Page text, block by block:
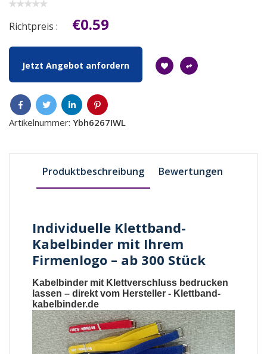
Richtpreis : €0.59
Jetzt Angebot anfordern
Artikelnummer: Ybh6267IWL
Produktbeschreibung Bewertungen
Individuelle Klettband-
Kabelbinder mit Ihrem
Firmenlogo – ab 300 Stück
Kabelbinder mit Klettverschluss bedrucken
lassen – direkt vom Hersteller - Klettband-
kabelbinder.de